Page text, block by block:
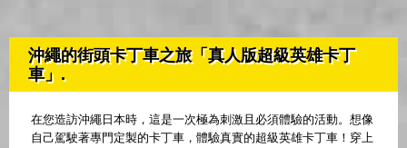
沖繩的街頭卡丁車之旅「真人版超級英雄卡丁
車」.
在您造訪沖繩日本時，這是一次極為刺激且必須體驗的活動。想像
自己駕駛著專門定製的卡丁車，體驗真實的超級英雄卡丁車！穿上